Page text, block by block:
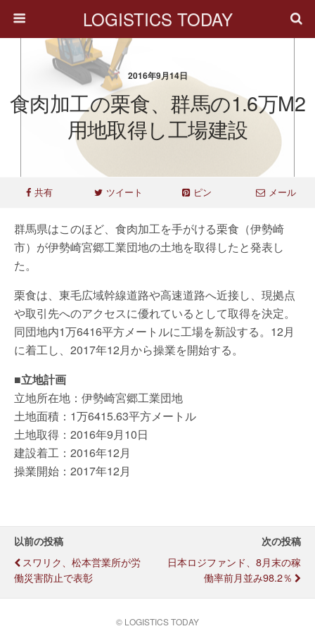
LOGISTICS TODAY
2016年9月14日
食肉加工の栗食、群馬の1.6万m2
用地取得し工場建設
共有 ツイート ピン メール
群馬県はこのほど、食肉加工を手がける栗食（伊勢崎
市）が伊勢崎宮郷工業団地の土地を取得したと発表し
た。
栗食は、東毛広域幹線道路や高速道路へ近接し、現拠点
や取引先へのアクセスに優れているとして取得を決定。
同団地内1万6416平方メートルに工場を新設する。12月
に着工し、2017年12月から操業を開始する。
■立地計画
立地所在地：伊勢崎宮郷工業団地
土地面積：1万6415.63平方メートル
土地取得：2016年9月10日
建設着工：2016年12月
操業開始：2017年12月
以前の投稿
スワリク、松本営業所が労
働災害防止で表彰
次の投稿
日本ロジファンド、8月末の稼
働率前月並み98.2％
© LOGISTICS TODAY